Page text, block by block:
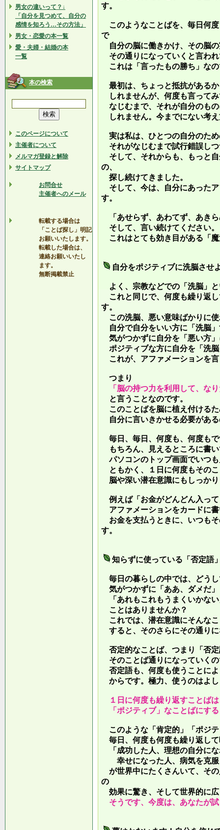
男女の違いって？↓
「自分を見つめて、自分の
感情を知ろう…その方法」
男女・恋愛の本一覧
愛・夫婦・結婚の本
一覧
本の検索
このページについて
主催者について
メルマガ登録と解除
サイトマップ
お問合せ
主催者へのメール
転載する場合は
「ことば探し」明記
お願いいたします。
転載した場合は、
連絡お願いいたし
ます。
無断掲載禁止
す。
このようなことばを、毎日何
で
自分の脳に働きかけ、その脳
その通りになっていくと言わ
これは「言ったもの勝ち」な
最初は、ちょっと抵抗がある
しれませんが、何度も言って
なじむまで、それが自分のも
しれません。今までにない考
実は私は、ひとつの自分のた
それがなじむまで試行錯誤し
そして、それからも、もっと
の、
探し続けてきました。
そして、今は、自分にあった
す。
「あせらず、あわてず、あき
そして、言い続けてください。
これはとても効き目がある「
自分をポジティブに洗脳させ
よく、宗教などでの「洗脳」
これと同じで、何度も繰り返
す。
この洗脳、悪い意味ばかりに
自分で自分をいい方に「洗脳
気がつかずに自分を「悪い方
ポジティブな方に自分を「洗
これが、アファメーションを
つまり
「脳の持つ力を利用して、な
と言うことなのです。
このことばを脳に植え付ける
自分に言いきかせる必要があ
毎日、毎日、何度も、何度も
もちろん、見えるところに書
パソコンのトップ画面でいつ
ともかく、１日に何度もその
脳や深い潜在意識にもしっか
例えば「お金がどんどん入っ
アファメーションをカードに
お金を支払うときに、いつも
す。
知らずに使っている「否定語
毎日の暮らしの中では、どう
気がつかずに「ああ、ダメだ
「あれもこれもうまくいかな
ことはありませんか？
これでは、潜在意識にそんな
すると、そのさらにその通り
否定的なことば、つまり「否
そのことば通りになっていく
否定語も、何度も使うことに
からです。極力、使うのはよ
１日に何度も繰り返すことば
「ポジティブ」なことばにす
このような「肯定的」「ポジ
毎日、何度も何度も繰り返し
「成功した人、理想の自分に
幸せになった人、病気を克服
が世界中にたくさんいて、そ
の
効果に驚き、そして世界的に
そうです、今度は、あなたが